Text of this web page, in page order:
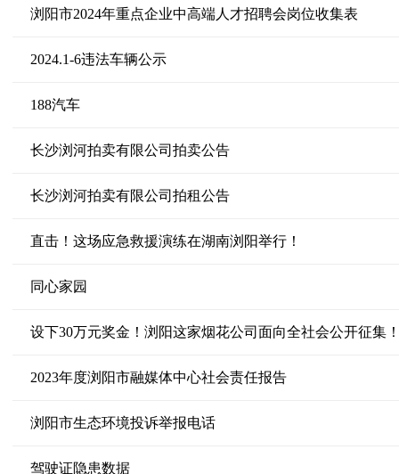
浏阳市2024年重点企业中高端人才招聘会岗位收集表
2024.1-6违法车辆公示
188汽车
长沙浏河拍卖有限公司拍卖公告
长沙浏河拍卖有限公司拍租公告
直击！这场应急救援演练在湖南浏阳举行！
同心家园
设下30万元奖金！浏阳这家烟花公司面向全社会公开征集
2023年度浏阳市融媒体中心社会责任报告
浏阳市生态环境投诉举报电话
驾驶证隐患数据